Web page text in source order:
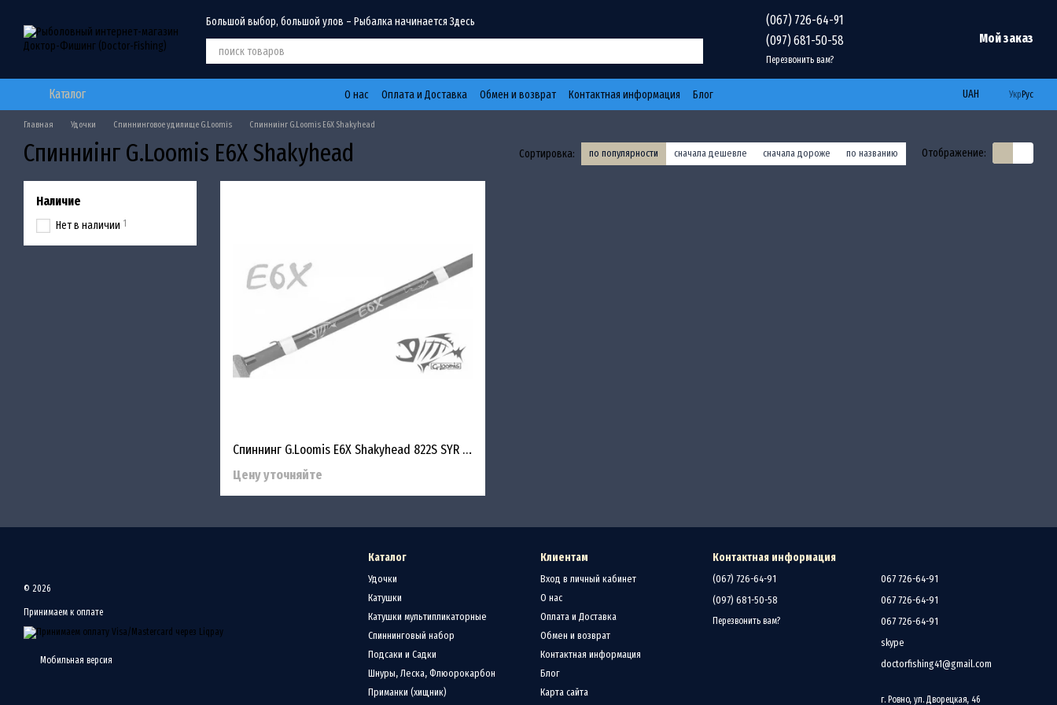
Большой выбор, большой улов – Рыбалка начинается Здесь
(067) 726-64-91
(097) 681-50-58
Перезвонить вам?
Мой заказ
Каталог О нас Оплата и Доставка Обмен и возврат Контактная информация Блог UAH Укр Рус
Главная Удочки Спиннинговое удилище G.Loomis Спинниінг G.Loomis E6X Shakyhead
Спинниінг G.Loomis E6X Shakyhead Сортировка: по популярности сначала дешевле сначала дороже по названию Отображение:
Спиннинг G.Loomis E6X Shakyhead 822S SYR 2.08m 3.5-8.8g
Цену уточняйте
Наличие
Нет в наличии 1
© 2026
Принимаем к оплате
Мобильная версия
Каталог
Удочки
Катушки
Катушки мультипликаторные
Спиннинговый набор
Подсаки и Садки
Шнуры, Леска, Флюорокарбон
Приманки (хищник)
Клиентам
Вход в личный кабинет
О нас
Оплата и Доставка
Обмен и возврат
Контактная информация
Блог
Карта сайта
Контактная информация
(067) 726-64-91
(097) 681-50-58
Перезвонить вам?
067 726-64-91
067 726-64-91
067 726-64-91
skype
doctorfishing41@gmail.com
г. Ровно, ул. Дворецкая, 46